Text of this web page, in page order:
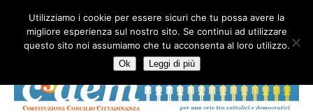
HOME CHI SIAMO LA RETE LE RADICI DOCUMENTAZIONE
AREE TEMATICHE
Utilizziamo i cookie per essere sicuri che tu possa avere la
migliore esperienza sul nostro sito. Se continui ad utilizzare
questo sito noi assumiamo che tu acconsenta al loro utilizzo.
Ok Leggi di più